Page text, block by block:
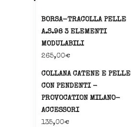
BORSA-TRACOLLA PELLE
A.S.98 3 ELEMENTI
MODULABILI
265,00€
COLLANA CATENE E PELLE
CON PENDENTI -
PROVOCATION MILANO-
ACCESSORI
135,00€